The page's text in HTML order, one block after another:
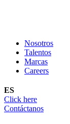
Nosotros
Talentos
Marcas
Careers
ES
Click here
Contáctanos